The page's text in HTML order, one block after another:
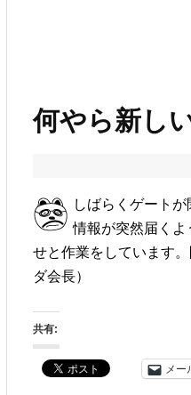
何やら新し
しばらくゲート
情報が突然届く
せと作業をしています
ダ会長）
共有:
メー